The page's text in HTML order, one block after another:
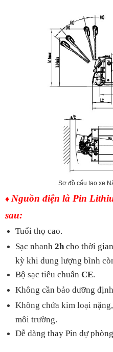
Sơ đồ cấu tạo xe
♦ Nguồn điện là Pin
sau:
Tuổi thọ cao.
Sạc nhanh 2h cho thời
kỳ khi dung lượng bình
Bộ sạc tiêu chuẩn CE.
Không cần bảo dưỡng
Không chứa kim loại
môi trường.
Dễ dàng thay Pin dự